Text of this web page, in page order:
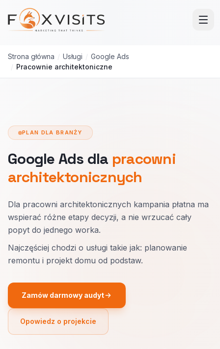
Przejdź do treści głównej
Strona główna / Usługi / Google Ads
/ Pracownie architektoniczne
PLAN DLA BRANŻY
Google Ads dla pracowni
architektonicznych
Dla pracowni architektonicznych kampania płatna ma
wspierać różne etapy decyzji, a nie wrzucać cały
popyt do jednego worka.
Najczęściej chodzi o usługi takie jak: planowanie
remontu i projekt domu od podstaw.
Zamów darmowy audyt
Opowiedz o projekcie